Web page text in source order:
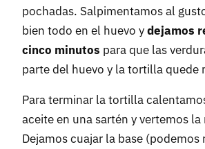
pochadas. Salpimentamos al
bien todo en el huevo ydejamos
cinco minutos para que las
parte del huevo y la tortilla quede
Para terminar la tortilla
aceite en una sartén y vertemos la
Dejamos cuajar la base (podemos